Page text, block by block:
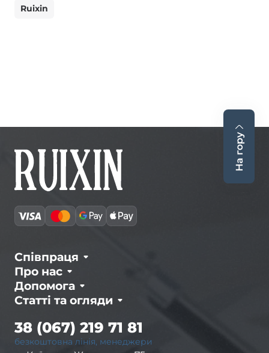
Ruixin
На гору
Про нас
Співпраця
Статті та огляди
Допомога
безкоштовна лінія, менеджери
38 (067) 219 71 81